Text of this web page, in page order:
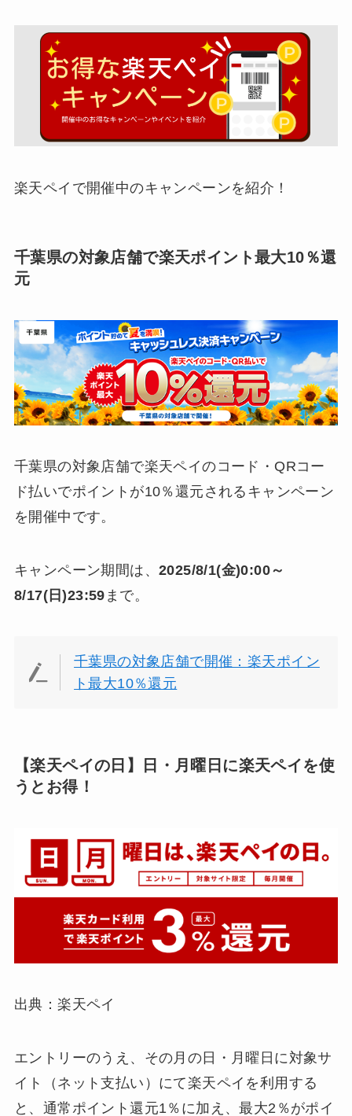
楽天ペイで開催中のキャンペーンを紹介！
千葉県の対象店舗で楽天ポイント最大10％還
元
千葉県の対象店舗で楽天ペイのコード・QRコー
ド払いでポイントが10％還元されるキャンペーン
を開催中です。
キャンペーン期間は、 2025/8/1(金)0:00～
8/17(日)23:59 まで。
千葉県の対象店舗で開催：楽天ポイン
ト最大10％還元
【楽天ペイの日】日・月曜日に楽天ペイを使
うとお得！
出典：楽天ペイ
エントリーのうえ、その月の日・月曜日に対象サ
イト（ネット支払い）にて楽天ペイを利用する
と、通常ポイント還元1％に加え、最大2％がポイ